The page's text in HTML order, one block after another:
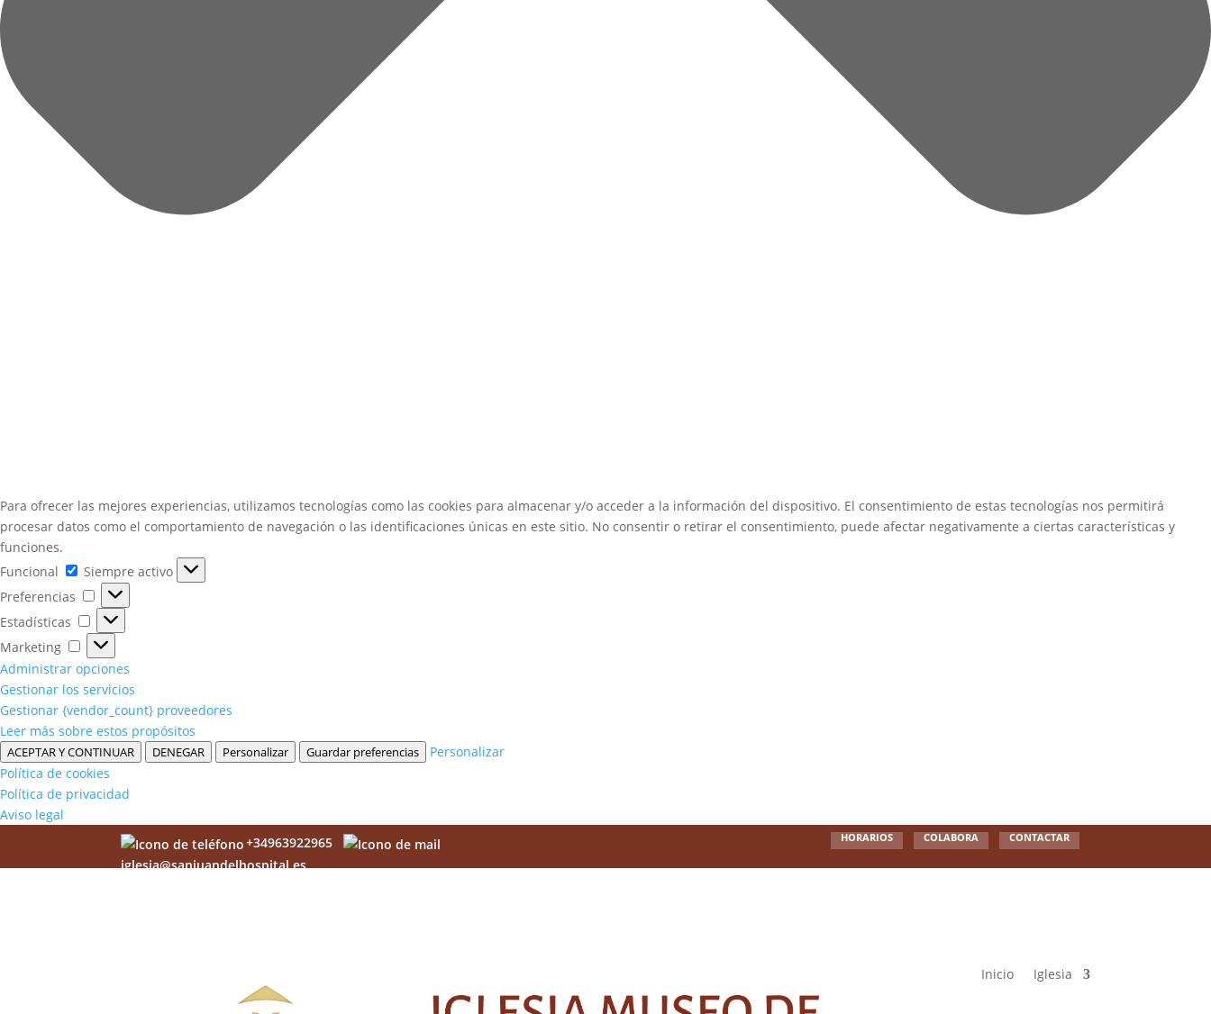
Para ofrecer las mejores experiencias, utilizamos tecnologías como las cookies para almacenar y/o acceder a la información del dispositivo. El consentimiento de estas tecnologías nos permitirá
procesar datos como el comportamiento de navegación o las identificaciones únicas en este sitio. No consentir o retirar el consentimiento, puede afectar negativamente a ciertas características y
funciones.
Funcional
Funcional
Siempre activo
Preferencias
Preferencias
Estadísticas
Estadísticas
Marketing
Marketing
Administrar opciones
Gestionar los servicios
Gestionar {vendor_count} proveedores
Leer más sobre estos propósitos
ACEPTAR Y CONTINUAR DENEGAR Personalizar Guardar preferencias
Personalizar
Política de cookies
Política de privacidad
Aviso legal
+34963922965
iglesia@sanjuandelhospital.es
HORARIOS COLABORA CONTACTAR
Inicio Iglesia